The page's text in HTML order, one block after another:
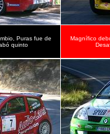
Puras fue de
quinto
Magnífico